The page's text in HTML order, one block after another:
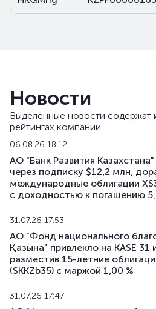
Новости
Выделенные новости
рейтингах компании
06.08.26 18:12
АО "Банк Развития Казахстана"
через подписку $12,2 млн,
международные облигации
с доходностью к погашению
31.07.26 17:53
АО "Фонд национального
Қазына" привлекло на KASE
разместив 15-летние
(SKKZb35) с маржой 1,00 %
31.07.26 17:47